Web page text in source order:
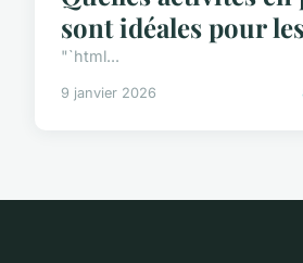
sont idéales pour
"`html...
9 janvier 2026